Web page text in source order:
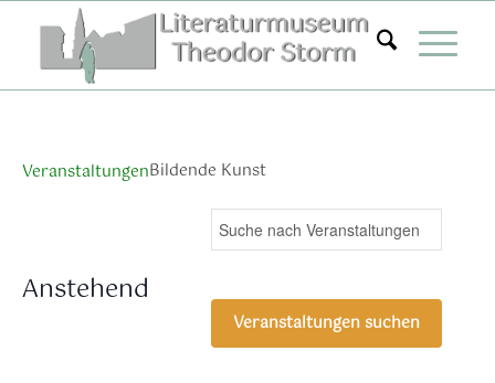
springen
VeranstaltungenBildende Kunst
Veranstaltungen
Suche
und
Ansichten,
Navigation
Suche
Bitte
Schlüsselwort
Suche
nach
Veranstaltungen
Veranstaltungen suchen
Anstehend